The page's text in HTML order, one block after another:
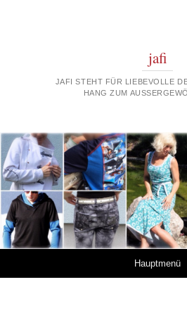
jafi
JAFI STEHT FÜR LIEBEVOLLE
HANG ZUM
Hauptmenü